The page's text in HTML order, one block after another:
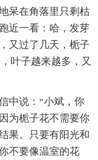
呆在角落里只剩枯
近一看：哈，发芽
又过了几天，栀子
叶子越来越多，又
中说：“小斌，你
为栀子花不需要你
果。只要有阳光和
不要像温室的花